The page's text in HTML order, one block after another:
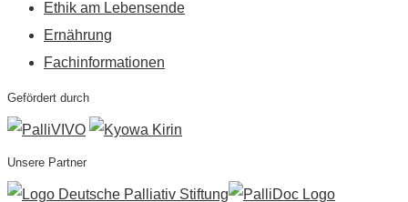
Ethik am Lebensende
Ernährung
Fachinformationen
Gefördert durch
Unsere Partner